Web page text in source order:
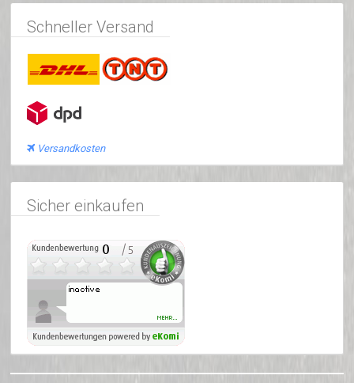
Schneller Versand
Versandkosten
Sicher einkaufen